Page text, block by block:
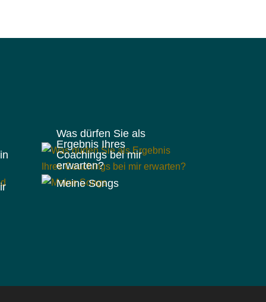
Was dürfen Sie als
Ergebnis Ihres
Coachings bei mir
erwarten?
Meine Songs